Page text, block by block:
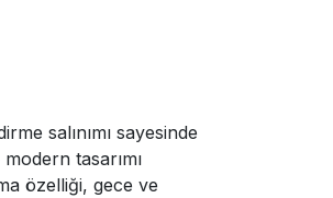
salınımı sayesinde
tasarımı
özelliği, gece ve